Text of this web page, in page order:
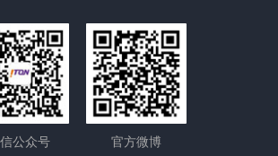
公众号 官方微博